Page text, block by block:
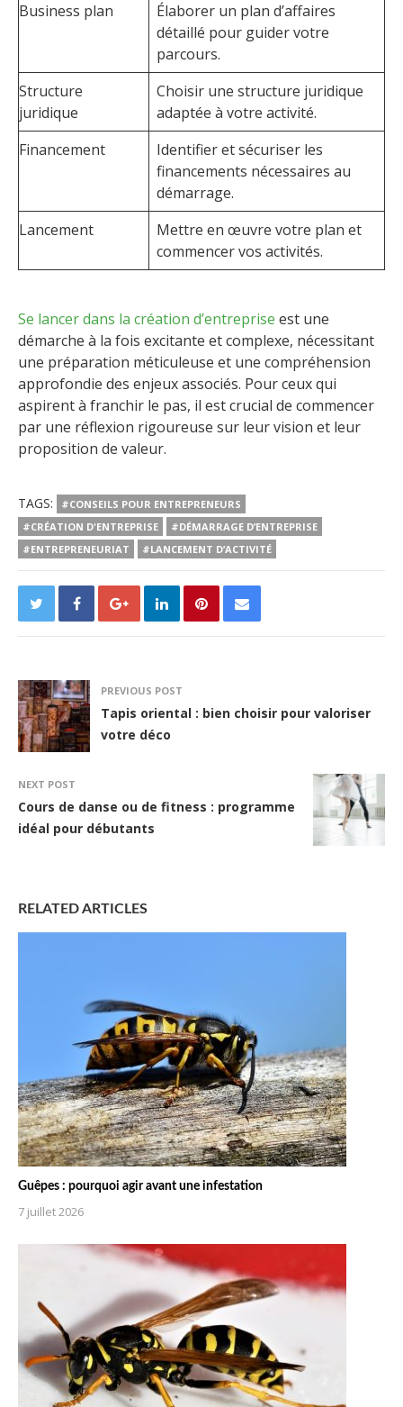
Business plan
Élaborer un plan d’affaires
détaillé pour guider votre
parcours.
Structure
juridique
Choisir une structure juridique
adaptée à votre activité.
Financement
Identifier et sécuriser les
financements nécessaires au
démarrage.
Lancement
Mettre en œuvre votre plan et
commencer vos activités.
Se lancer dans la création d’entreprise est une
démarche à la fois excitante et complexe, nécessitant
une préparation méticuleuse et une compréhension
approfondie des enjeux associés. Pour ceux qui
aspirent à franchir le pas, il est crucial de commencer
par une réflexion rigoureuse sur leur vision et leur
proposition de valeur.
TAGS:
#CONSEILS POUR ENTREPRENEURS
#CRÉATION D'ENTREPRISE
#DÉMARRAGE D’ENTREPRISE
#ENTREPRENEURIAT
#LANCEMENT D’ACTIVITÉ
PREVIOUS POST
Tapis oriental : bien choisir pour valoriser
votre déco
NEXT POST
Cours de danse ou de fitness : programme
idéal pour débutants
RELATED ARTICLES
Guêpes : pourquoi agir avant une infestation
7 juillet 2026